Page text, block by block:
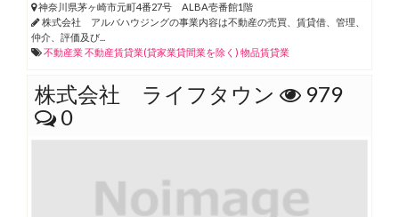
神奈川県茅ヶ崎市元町4番27号 ALBA壱番館1階
株式会社 アルバハウジングの事業内容は不動産の売買、賃貸借、管理、
仲介、評価及び...
不動産業不動産賃貸業(貸家業貸間業を除く) 物品賃貸業
株式会社 ライフタウン
979
0